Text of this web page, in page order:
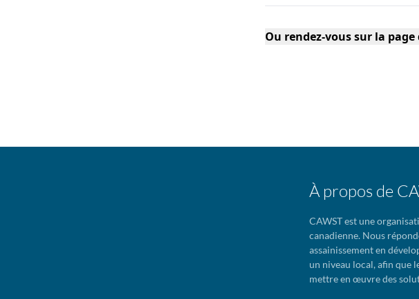
Ou rendez-vous sur la page
À propos de
CAWST est une
canadienne. Nous
assainissement en
un niveau local, afin que
mettre en œuvre des